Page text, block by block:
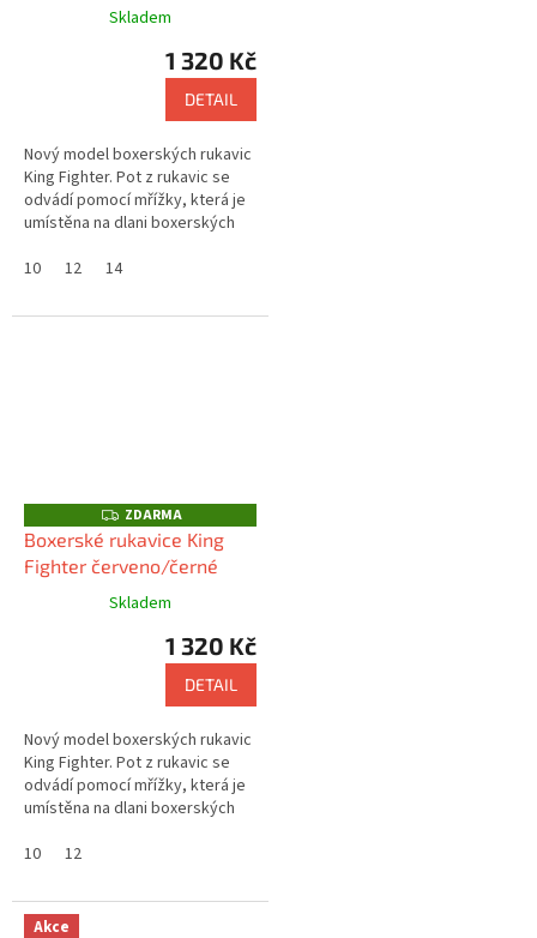
Skladem
1 320 Kč
DETAIL
Nový model boxerských rukavic
King Fighter. Pot z rukavic se
odvádí pomocí mřížky, která je
umístěna na dlani boxerských
10
12 14
Z
D
A
R
A
ZDARMA
Boxerské rukavice King
Fighter červeno/černé
Skladem
1 320 Kč
DETAIL
Nový model boxerských rukavic
King Fighter. Pot z rukavic se
odvádí pomocí mřížky, která je
umístěna na dlani boxerských
10
12
Akce